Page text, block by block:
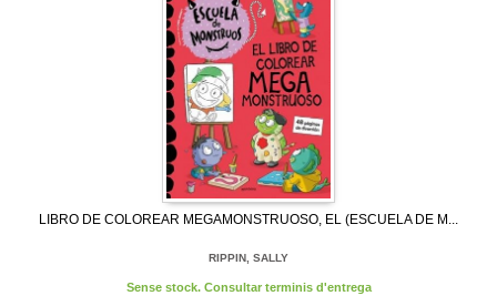
LIBRO DE COLOREAR MEGAMONSTRUOSO, EL (ESCUELA DE M...
RIPPIN, SALLY
Sense stock. Consultar terminis d'entrega